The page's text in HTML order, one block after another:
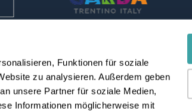
Funktionen für soziale
zu analysieren. Außerdem geben
unsere Partner für soziale Medien,
Informationen möglicherweise mit
Credits
10134010965